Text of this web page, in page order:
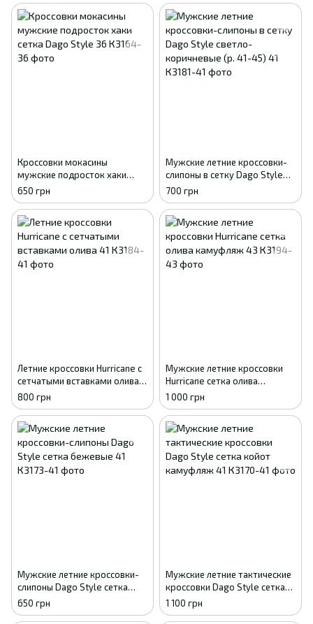
Кроссовки мокасины
мужские подросток хаки
сетка Dago Style 36
650 грн
Мужские летние кроссовки-
слипоны в сетку Dago Style
светло-коричневые (р. 41-45)
41
700 грн
Летние кроссовки Hurricane с
сетчатыми вставками олива
41
800 грн
Мужские летние кроссовки
Hurricane сетка олива
камуфляж 43
1 000 грн
Мужские летние кроссовки-
слипоны Dago Style сетка
бежевые 41
650 грн
Мужские летние тактические
кроссовки Dago Style сетка
койот камуфляж 41
1 100 грн